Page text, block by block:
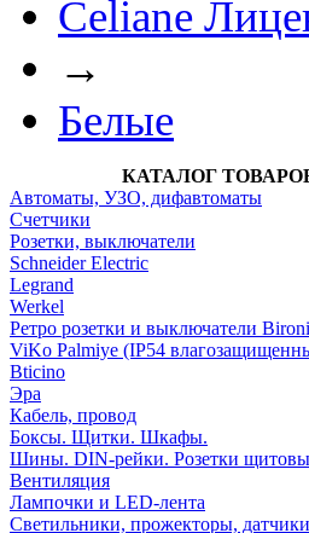
Celiane
→
Белые
КАТАЛОГ
Автоматы, УЗО, дифавтоматы
Счетчики
Розетки, выключатели
Schneider Electric
Legrand
Werkel
Ретро розетки и выключатели Bironi
ViKo Palmiye (IP54
Bticino
Эра
Кабель, провод
Боксы. Щитки. Шкафы.
Шины. DIN-рейки. Розетки
Вентиляция
Лампочки и LED-лента
Светильники, прожекторы,